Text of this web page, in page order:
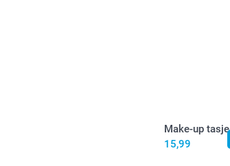
Make-up tasje
15,99